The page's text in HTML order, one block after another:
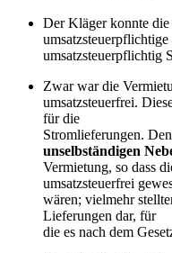
Der Kläger konnte die
umsatzsteuerpflichtig
Zwar war die
umsatzsteuerfrei.
für die
Stromlieferungen.
unselbständigen
Vermietung, so dass
umsatzsteuerfrei
wären; vielmehr
Lieferungen dar, für
die es nach dem